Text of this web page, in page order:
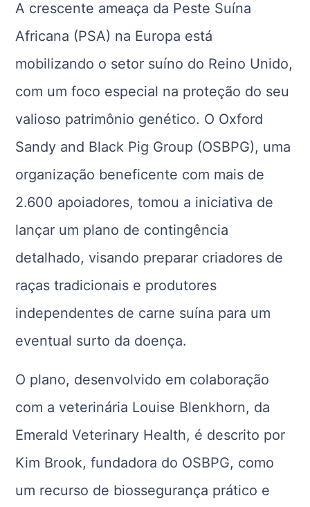
A crescente ameaça da Peste Suína
Africana (PSA) na Europa está
mobilizando o setor suíno do Reino Unido,
com um foco especial na proteção do seu
valioso patrimônio genético. O Oxford
Sandy and Black Pig Group (OSBPG), uma
organização beneficente com mais de
2.600 apoiadores, tomou a iniciativa de
lançar um plano de contingência
detalhado, visando preparar criadores de
raças tradicionais e produtores
independentes de carne suína para um
eventual surto da doença.
O plano, desenvolvido em colaboração
com a veterinária Louise Blenkhorn, da
Emerald Veterinary Health, é descrito por
Kim Brook, fundadora do OSBPG, como
um recurso de biossegurança prático e